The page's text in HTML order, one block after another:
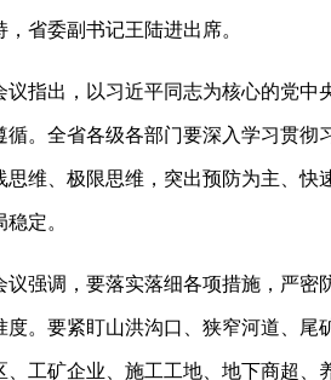
，省委副书记王陆进出席。
出，以习近平同志为核心的党中
循。全省各级各部门要深入学习贯
思维、极限思维，突出预防为主、
定。
调，要落实落细各项措施，严密
度。要紧盯山洪沟口、狭窄河道、
、工矿企业、施工工地、地下商超